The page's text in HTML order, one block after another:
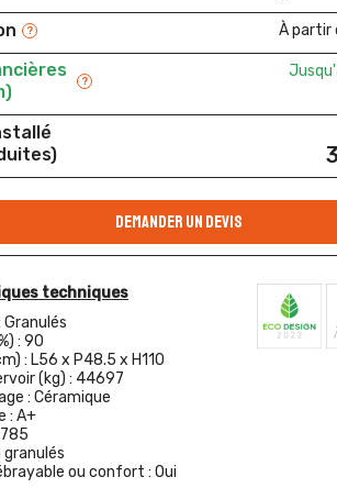
? À partir
?
DEMANDER UN DEVIS
techniques
Granulés
: 90
: L56 x P48.5 x H110
(kg) : 44697
: Céramique
: A+
granulés
ou confort : Oui